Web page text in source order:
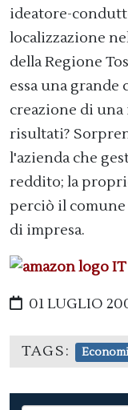
ideatore-
localizzazione
della Regione
essa una grande
creazione di
risultati?
l'azienda che
reddito; la
perciò il
di impresa.
01 LUGLIO
TAGS: